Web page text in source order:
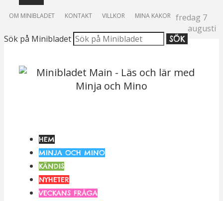
OM MINIBLADET KONTAKT VILLKOR MINA KAKOR
Sök på Minibladet SÖK
fredag 7
augusti
HEM
MINJA OCH MINO
KÄNDIS
NYHETER
VECKANS FRÅGA